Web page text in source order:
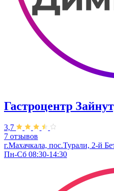
Гастроцентр
3,7
7 отзывов
г.Махачкала, пос.Турали, 2-й
Пн-Сб 08:30-14:30